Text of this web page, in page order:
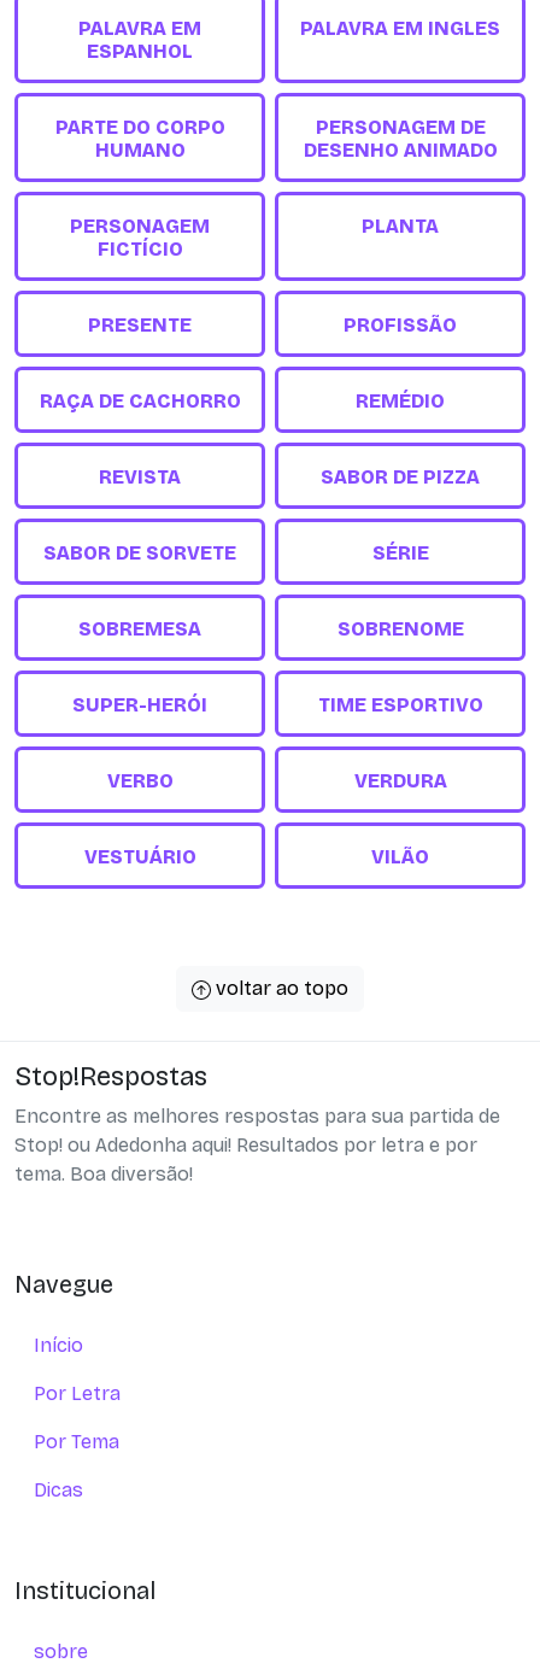
PALAVRA EM
ESPANHOL
PALAVRA EM INGLES
PARTE DO CORPO
HUMANO
PERSONAGEM DE
DESENHO ANIMADO
PERSONAGEM
FICTÍCIO
PLANTA
PRESENTE PROFISSÃO
RAÇA DE CACHORRO REMÉDIO
REVISTA SABOR DE PIZZA
SABOR DE SORVETE SÉRIE
SOBREMESA SOBRENOME
SUPER-HERÓI TIME ESPORTIVO
VERBO VERDURA
VESTUÁRIO VILÃO
voltar ao topo
Stop!Respostas
Encontre as melhores respostas para sua partida de
Stop! ou Adedonha aqui! Resultados por letra e por
tema. Boa diversão!
Navegue
Início
Por Letra
Por Tema
Dicas
Institucional
sobre